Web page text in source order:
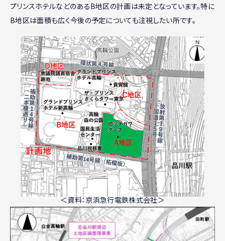
プリンスホテルなどのあるB地区の計画は未定となっています。特に
B地区は面積も広く今後の予定についても注視したい所です。
＜資料：京浜急行電鉄株式会社＞